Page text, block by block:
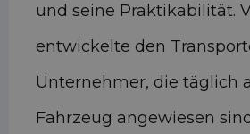
und seine Praktikabilität.
entwickelte den
Unternehmer, die täglich
Fahrzeug angewiesen